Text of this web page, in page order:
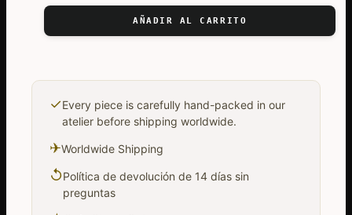
original
era:
actual
es:
AÑADIR AL CARRITO
✓Every piece is carefully hand-packed in our
atelier before shipping worldwide.
✈Worldwide Shipping
↺Política de devolución de 14 días sin
preguntas